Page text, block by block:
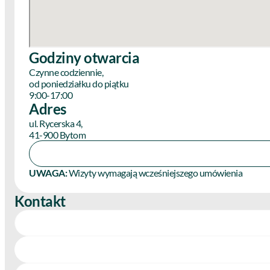
Godziny otwarcia
Czynne codziennie,
od poniedziałku do piątku
9:00-17:00
Adres
ul. Rycerska 4,
41-900 Bytom
UWAGA:Wizyty wymagają wcześniejszego umówienia
Kontakt